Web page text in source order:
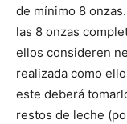
de mínimo 8
las 8 onzas
ellos consideren
realizada como
este deberá
restos de leche